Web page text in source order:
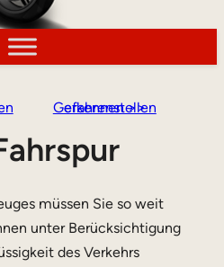
Gefahrenstellen erkennen >>
müssen Sie so weit
unter Berücksichtigung
des Verkehrs